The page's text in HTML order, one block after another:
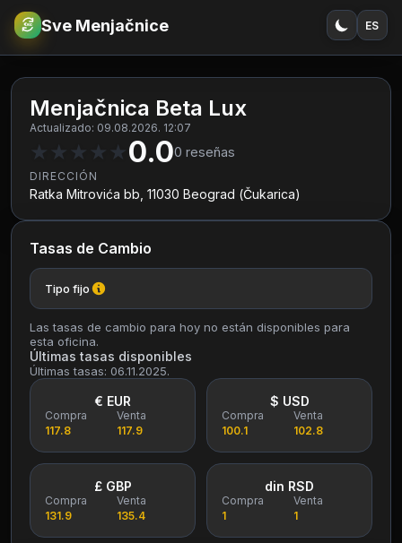
€RSD Sve Menjačnice ES
Menjačnica Beta Lux
Actualizado: 09.08.2026. 12:07
★ ★ ★ ★ ★0.00 reseñas
DIRECCIÓN
Ratka Mitrovića bb, 11030 Beograd (Čukarica)
Tasas de Cambio
Tipo fijo
Las tasas de cambio para hoy no están disponibles para
esta oficina.
Últimas tasas disponibles
Últimas tasas: 06.11.2025.
€ EUR
Compra
117.8
Venta
117.9
$ USD
Compra
100.1
Venta
102.8
£ GBP
Compra
131.9
Venta
135.4
din RSD
Compra
1
Venta
1